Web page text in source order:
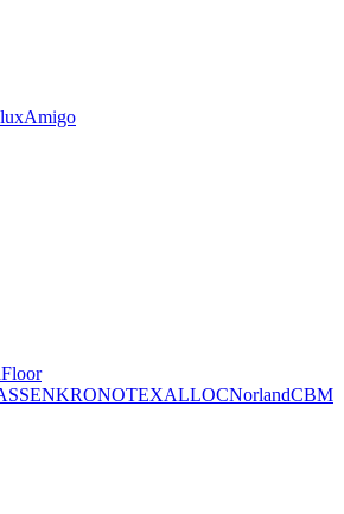
Amigo
Floor
KRONOTEXALLOCNorlandCBM